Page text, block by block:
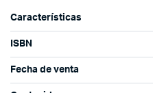
Características
ISBN
Fecha de venta